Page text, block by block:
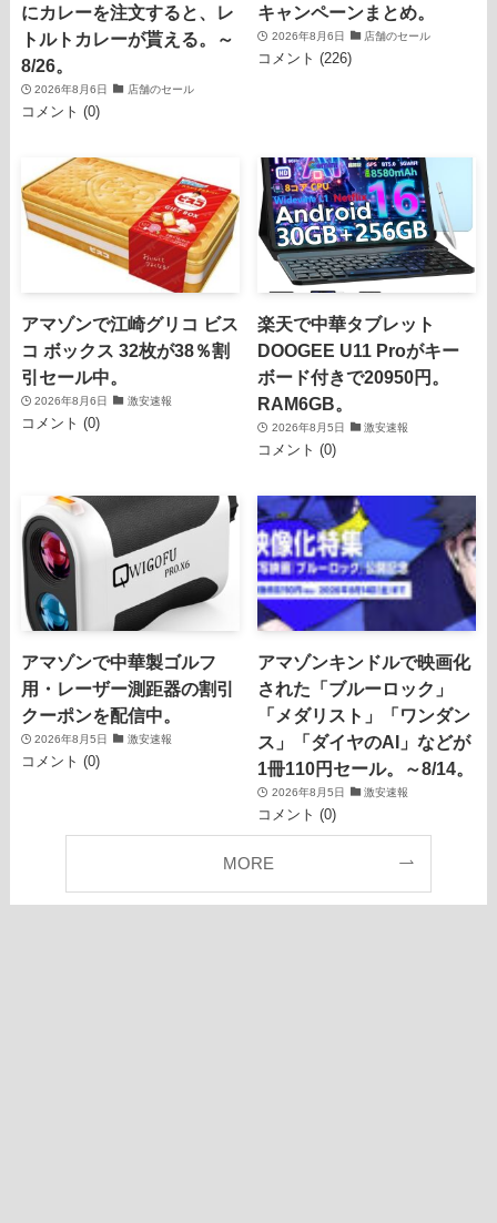
にカレーを注文すると、レ
トルトカレーが貰える。～
8/26。
2026年8月6日 店舗のセール
コメント (0)
キャンペーンまとめ。
2026年8月6日 店舗のセール
コメント (226)
アマゾンで江崎グリコ ビス
コ ボックス 32枚が38％割
引セール中。
2026年8月6日 激安速報
コメント (0)
楽天で中華タブレット
DOOGEE U11 Proがキー
ボード付きで20950円。
RAM6GB。
2026年8月5日 激安速報
コメント (0)
アマゾンで中華製ゴルフ
用・レーザー測距器の割引
クーポンを配信中。
2026年8月5日 激安速報
コメント (0)
アマゾンキンドルで映画化
された「ブルーロック」
「メダリスト」「ワンダン
ス」「ダイヤのAI」などが
1冊110円セール。～8/14。
2026年8月5日 激安速報
コメント (0)
MORE